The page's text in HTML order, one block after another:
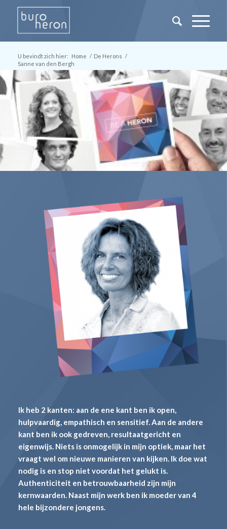
U bevindt zich hier: Home / De Herons /
Sanne van den Bergh
Ik heb 2 kanten: aan de ene kant ben ik open,
hulpvaardig, empathisch en sensitief. Aan de andere
kant ben ik ook gedreven, resultaatgericht en
eigenwijs. Niets is onmogelijk in mijn optiek, maar het
vraagt wel om nieuwe manieren van kijken. Ik doe wat
nodig is en stop niet voordat het gelukt is.
Authenticiteit en betrouwbaarheid zijn mijn
kernwaarden. Naast mijn werk ben ik moeder van 4
hele bijzondere jongens.